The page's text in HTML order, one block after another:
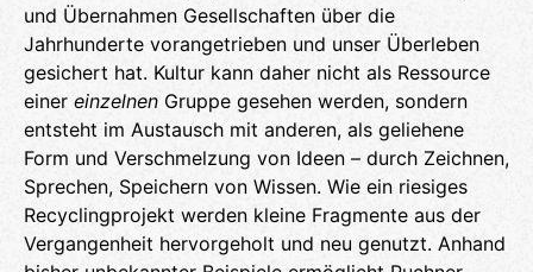
und Übernahmen Gesellschaften über die
Jahrhunderte vorangetrieben und unser Überleben
gesichert hat. Kultur kann daher nicht als Ressource
einer einzelnen Gruppe gesehen werden, sondern
entsteht im Austausch mit anderen, als geliehene
Form und Verschmelzung von Ideen – durch Zeichnen,
Sprechen, Speichern von Wissen. Wie ein riesiges
Recyclingprojekt werden kleine Fragmente aus der
Vergangenheit hervorgeholt und neu genutzt. Anhand